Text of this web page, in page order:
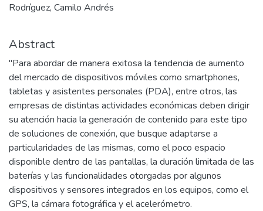
Rodríguez, Camilo Andrés
Abstract
"Para abordar de manera exitosa la tendencia de aumento
del mercado de dispositivos móviles como smartphones,
tabletas y asistentes personales (PDA), entre otros, las
empresas de distintas actividades económicas deben dirigir
su atención hacia la generación de contenido para este tipo
de soluciones de conexión, que busque adaptarse a
particularidades de las mismas, como el poco espacio
disponible dentro de las pantallas, la duración limitada de las
baterías y las funcionalidades otorgadas por algunos
dispositivos y sensores integrados en los equipos, como el
GPS, la cámara fotográfica y el acelerómetro.